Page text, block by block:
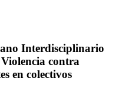
Interdisciplinario
contra
en colectivos